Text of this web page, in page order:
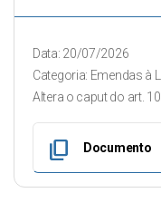
Data: 20/07/2026
Categoria: Emendas à
Altera o caput do art.
content_copy Documento